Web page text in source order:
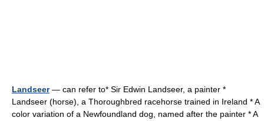
Landseer— can refer to* Sir Edwin Landseer, a painter *
Landseer (horse), a Thoroughbred racehorse trained in Ireland * A
color variation of a Newfoundland dog, named after the painter * A